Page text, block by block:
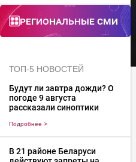
Региональные СМИ
ТОП-5 НОВОСТЕЙ
Будут ли завтра дожди? О
погоде 9 августа
рассказали синоптики
Подробнее >
В 21 районе Беларуси